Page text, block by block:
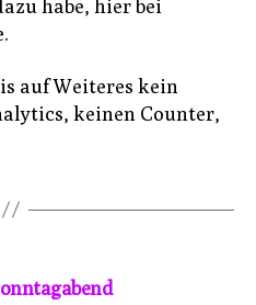
habe, hier bei
auf Weiteres kein
keinen Counter,